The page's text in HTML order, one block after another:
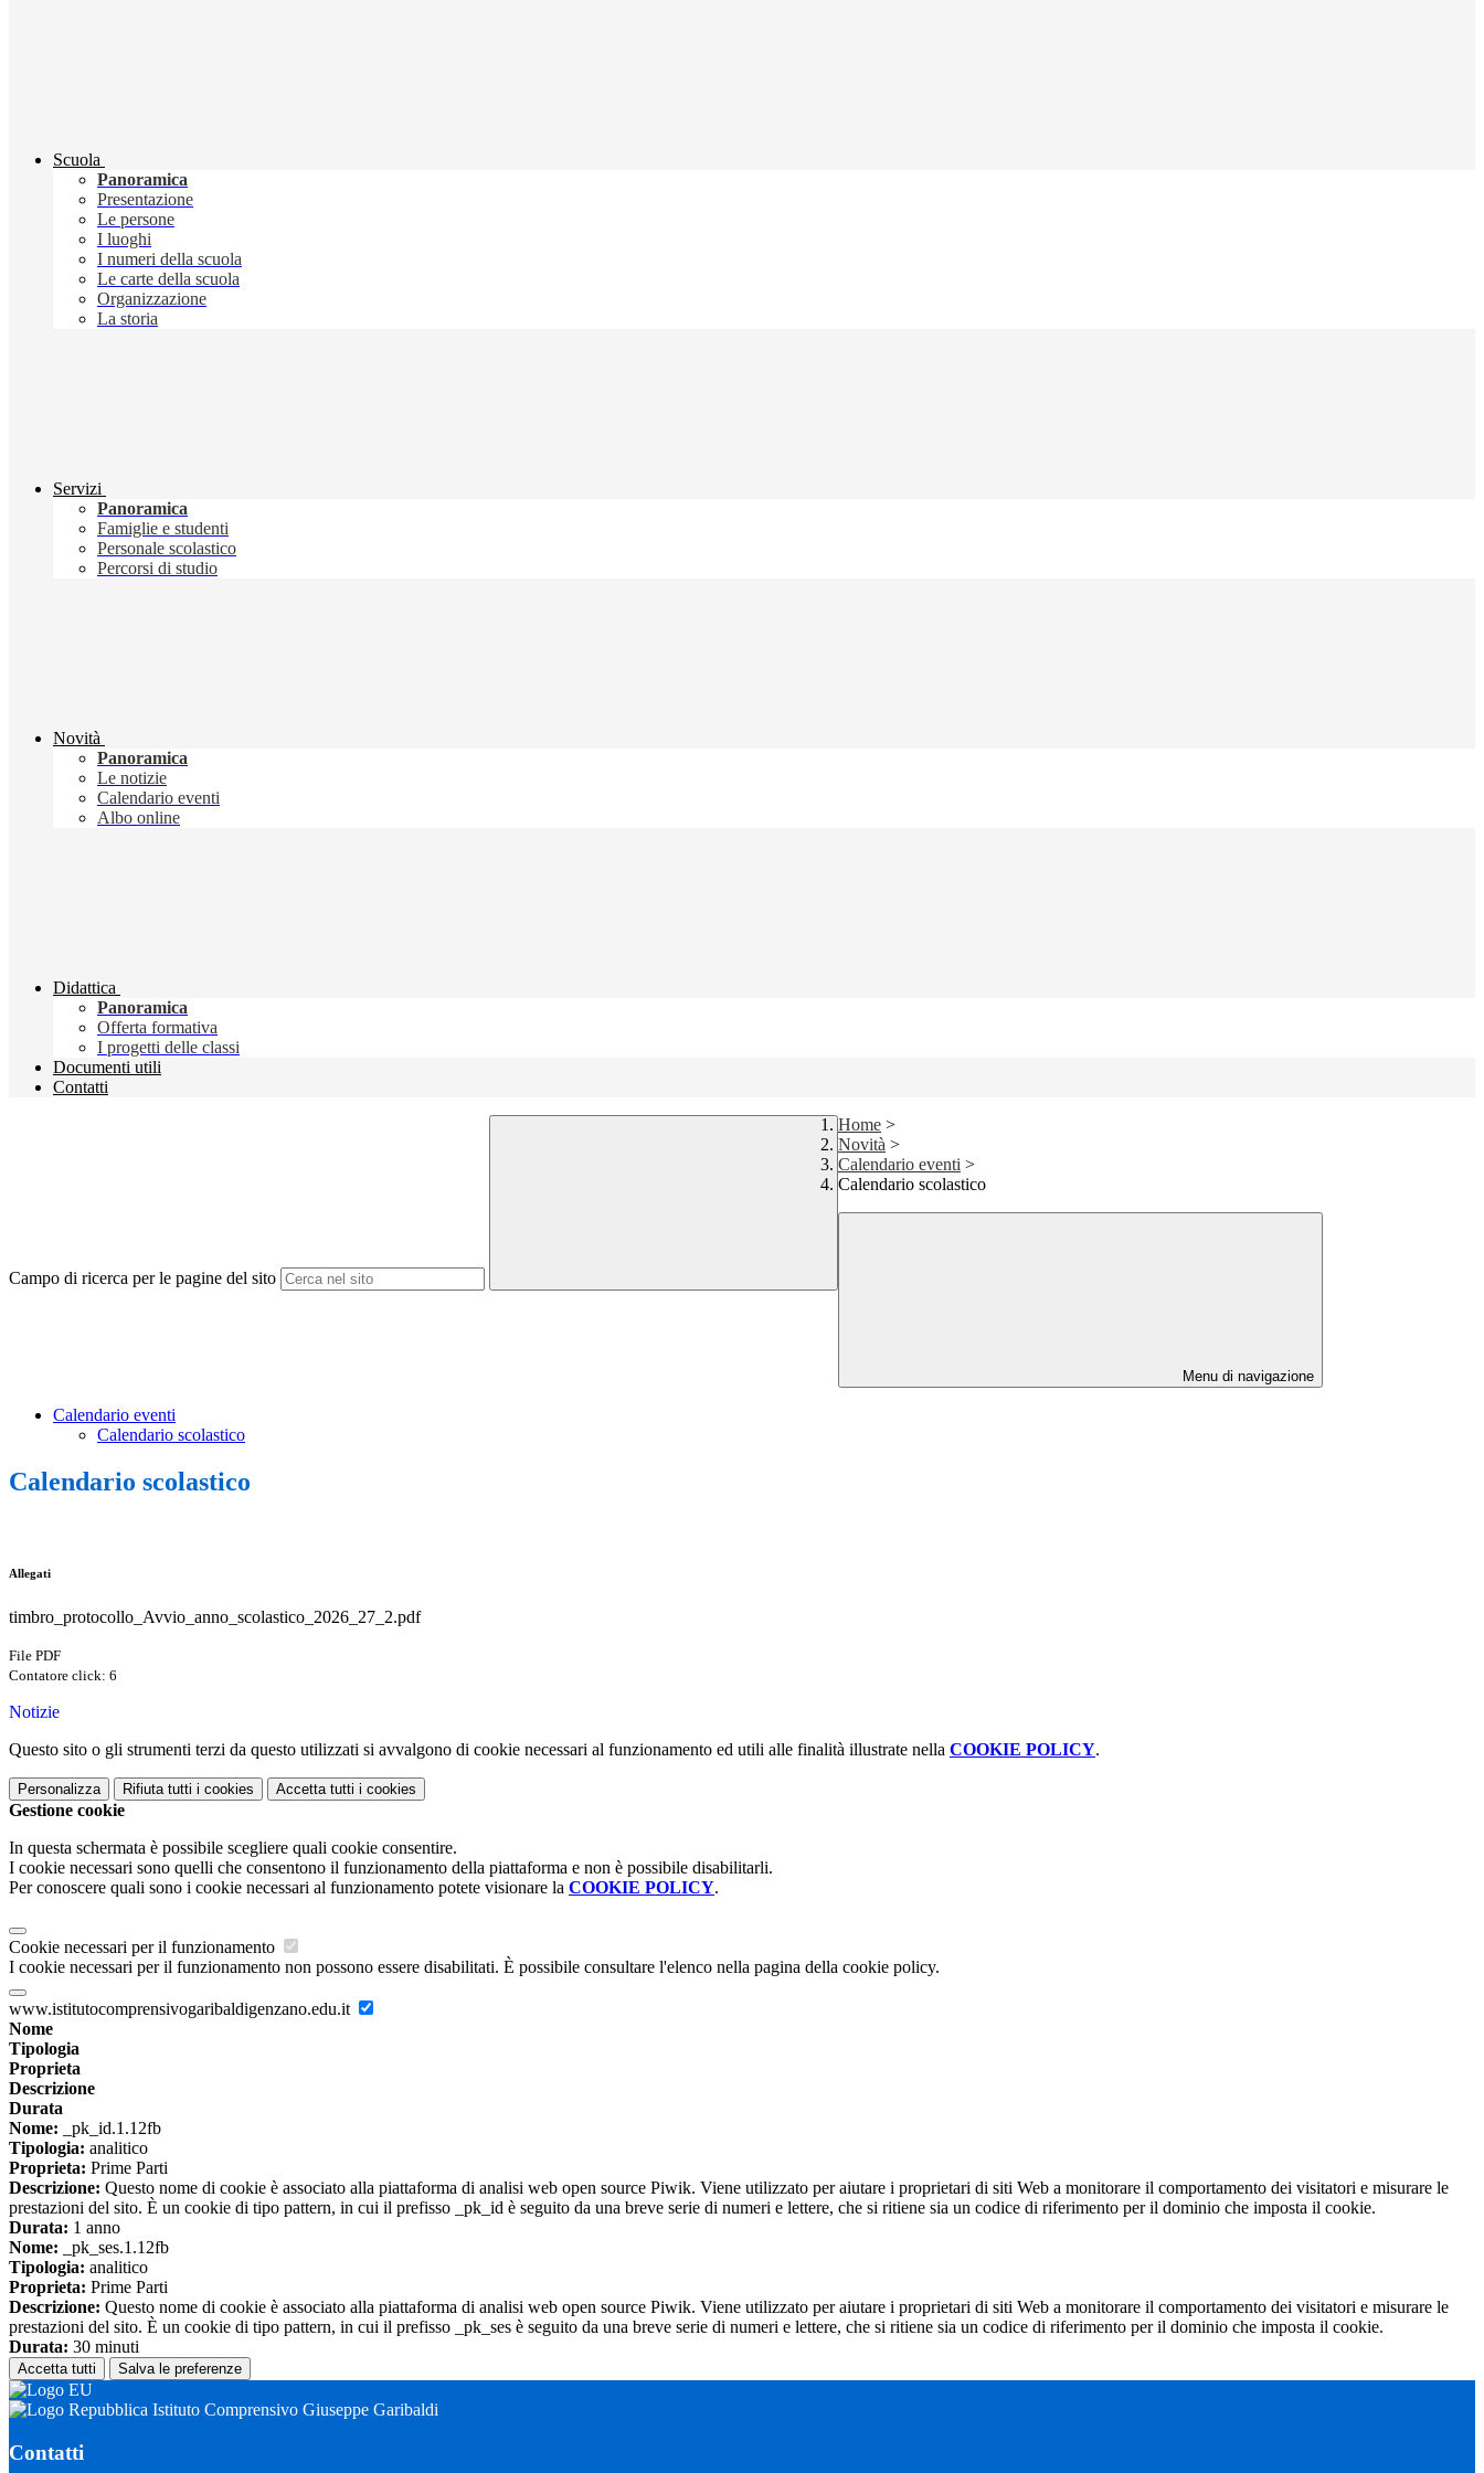
Scuola
Panoramica
Presentazione
Le persone
I luoghi
I numeri della scuola
Le carte della scuola
Organizzazione
La storia
Servizi
Panoramica
Famiglie e studenti
Personale scolastico
Percorsi di studio
Novità
Panoramica
Le notizie
Calendario eventi
Albo online
Didattica
Panoramica
Offerta formativa
I progetti delle classi
Documenti utili
Contatti
Campo di ricerca per le pagine del sito
Home >
Novità >
Calendario eventi >
Calendario scolastico
Menu di navigazione
Calendario eventi
Calendario scolastico
Calendario scolastico
Allegati
timbro_protocollo_Avvio_anno_scolastico_2026_27_2.pdf
File PDF
Contatore click: 6
Notizie
Questo sito o gli strumenti terzi da questo utilizzati si avvalgono di cookie necessari al funzionamento ed utili alle finalità illustrate nella COOKIE POLICY.
Personalizza Rifiuta tutti i cookies Accetta tutti i cookies
Gestione cookie
In questa schermata è possibile scegliere quali cookie consentire.
I cookie necessari sono quelli che consentono il funzionamento della piattaforma e non è possibile disabilitarli.
Per conoscere quali sono i cookie necessari al funzionamento potete visionare la COOKIE POLICY.
Cookie necessari per il funzionamento
I cookie necessari per il funzionamento non possono essere disabilitati. È possibile consultare l'elenco nella pagina della cookie policy.
www.istitutocomprensivogaribaldigenzano.edu.it
Nome
Tipologia
Proprieta
Descrizione
Durata
Nome: _pk_id.1.12fb
Tipologia: analitico
Proprieta: Prime Parti
Descrizione: Questo nome di cookie è associato alla piattaforma di analisi web open source Piwik. Viene utilizzato per aiutare i proprietari di siti Web a monitorare il comportamento dei visitatori e misurare le
prestazioni del sito. È un cookie di tipo pattern, in cui il prefisso _pk_id è seguito da una breve serie di numeri e lettere, che si ritiene sia un codice di riferimento per il dominio che imposta il cookie.
Durata: 1 anno
Nome: _pk_ses.1.12fb
Tipologia: analitico
Proprieta: Prime Parti
Descrizione: Questo nome di cookie è associato alla piattaforma di analisi web open source Piwik. Viene utilizzato per aiutare i proprietari di siti Web a monitorare il comportamento dei visitatori e misurare le
prestazioni del sito. È un cookie di tipo pattern, in cui il prefisso _pk_ses è seguito da una breve serie di numeri e lettere, che si ritiene sia un codice di riferimento per il dominio che imposta il cookie.
Durata: 30 minuti
Accetta tutti Salva le preferenze
Istituto Comprensivo Giuseppe Garibaldi
Contatti